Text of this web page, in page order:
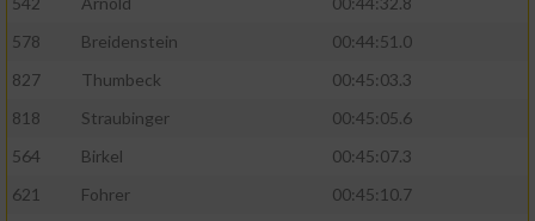
578
Breidenstein
00:44:51.0
827
Thumbeck
00:45:03.3
818
Straubinger
00:45:05.6
564
Birkel
00:45:07.3
621
Fohrer
00:45:10.7